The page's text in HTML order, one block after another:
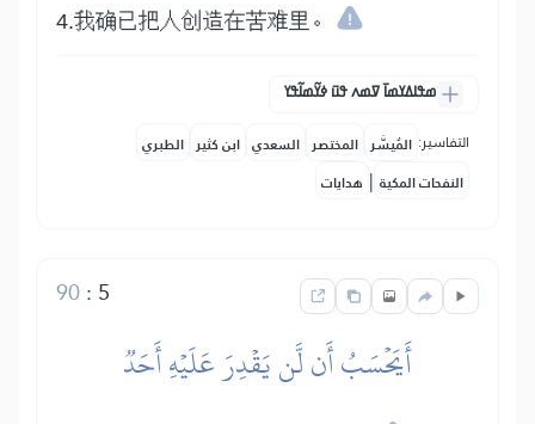
4.我确已把人创造在苦难里。
ߘߟߊߡߌߘߊ߫ ߜߘߍ ߟߎ߫ ߦߌ߬ߘߊ߬ߟߌ
التفاسير: المُيسَّر المختصر السعدي ابن كثير الطبري
النفحات المكية | هدايات
5
:
90
أَيَحۡسَبُ أَن لَّن يَقۡدِرَ عَلَيۡهِ أَحَدٞ